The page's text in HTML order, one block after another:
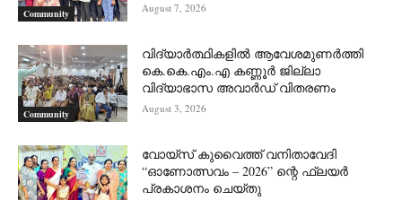
Community August 7, 2026
Community
വിദ്യാർത്ഥികളിൽ ആവേശമുണർത്തി
കെ.കെ.എം.എ കണ്ണൂർ ജില്ലാ
വിദ്യാഭാസ അവാർഡ് വിതരണം
August 3, 2026
വോയ്സ് കുവൈത്ത് വനിതാവേദി
“ഓണോത്സവം – 2026” ന്റെ ഫ്ലയർ
പ്രകാശനം ചെയ്തു